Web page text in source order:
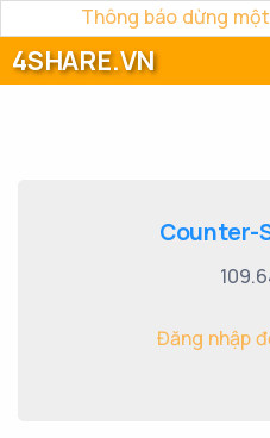
Thông báo dừng
4SHARE.VN
Counter-
Đăng nhập